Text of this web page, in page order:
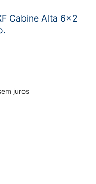
Cabine Alta 6×2
juros